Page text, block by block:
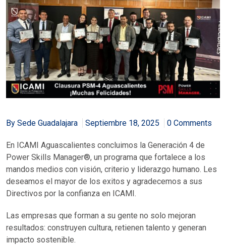
By Sede Guadalajara Septiembre 18, 2025 0 Comments
En ICAMI Aguascalientes concluimos la Generación 4 de
Power Skills Manager®, un programa que fortalece a los
mandos medios con visión, criterio y liderazgo humano. Les
deseamos el mayor de los exitos y agradecemos a sus
Directivos por la confianza en ICAMI.
Las empresas que forman a su gente no solo mejoran
resultados: construyen cultura, retienen talento y generan
impacto sostenible.